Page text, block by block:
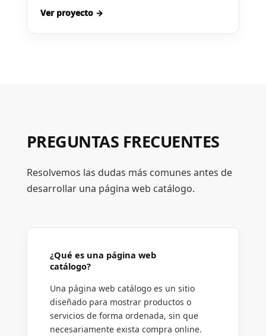
Ver proyecto →
PREGUNTAS FRECUENTES
Resolvemos las dudas más comunes antes de
desarrollar una página web catálogo.
¿Qué es una página web
catálogo?
Una página web catálogo es un sitio
diseñado para mostrar productos o
servicios de forma ordenada, sin que
necesariamente exista compra online.